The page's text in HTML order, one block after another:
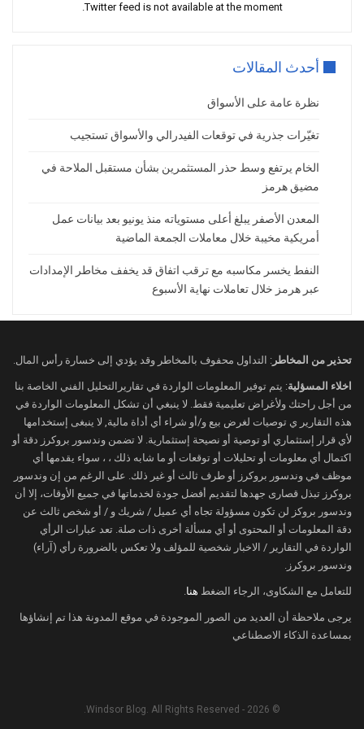
الاقتصاد الأمريكي,ومن المقرر صدور بيانات
تليها قراءة منقحة للناتج المحلي الإجمالي للربع
الرابع. ومن المقرر صدور بيانات مؤشر أسعار
نفقات الاستهلاك الشخصي – وهو مقياس
الفيدرالي – يوم الجمعة, من المقرر أيضًا أن
يتحدث عدد من مسؤولي مجلس الاحتياطي
الفيدرالي في الأيام المقبلة
Twitter feed is not available at the moment.
أحدث المقالات
نظرة عامة على الأسواق
تغيّرات جذرية في توقعات الفيدرالي والأسواق تستجيب
الخام يرتفع وسط حذر المستثمرين بشأن مستقبل الملاحة في
مضيق هرمز
المعدن الأصفر يبلغ أعلى مستوياته منذ يونيو بعد بيانات عمل
أمريكية مخيبة خلال معاملات الجمعة الماضية
النفط يخسر مكاسبه مع ترقب اتفاق قد يخفف مخاطر الإمدادات
عبر هرمز خلال تعاملات نهاية الأسبوع
تحذير من المخاطر : التداول محفوف بالمخاطر وقد يؤدي إلى خسارة رأس المال.
اخلاء المسؤلية: يتم توفير المعلومات الواردة في تقاريرالتحليل الفني الخاصة بنا
من أجل راحتك ولأغراض تعليمية فقط. لا ينبغي أن تشكل المعلومات الواردة في
هذه التقارير ي توصيات لغرض بيع و/أو شراء أي أداة مالية, لا ينبغى إستخدامها
لأي قرار إستثماري أو توصية أو نصيحة إستثمارية. لا تضمن وندسور بروكرز دقة أو
اكتمال أي معلومات أو تحليلات أو توقعات أو ما شابه ذلك ، ، سواء يقدمها أي
موظف في وندسور بروكرز أو طرف ثالث أو غير ذلك. على الرغم من إن وندسور
بروكرز تبذل قصارى جهدها لتقديم أفضل جودة لخدماتها في جميع الأوقات، إلا أن
وندسور بروكز لن تكون مسؤولة تجاه أي عميل / شريك و / أو شخص ثالث عن
دقة المعلومات أو المحتوى أو أي مسألة أخرى ذات صلة. تعد عبارات الرأي
الواردة في التقارير / الاخبار شخصية للمؤلف ولا تعكس بالضرورة رأي (آراء)
وندسور بروكرز.
للتعامل مع الشكاوى، الرجاء الضغط هنا.
يرجى ملاحظة أن العديد من الصور الموجودة في موقع المدونة هذا تم إنشاؤها
بمساعدة الذكاء الاصطناعي
© 2026 - Windsor Blog. All Rights Reserved.